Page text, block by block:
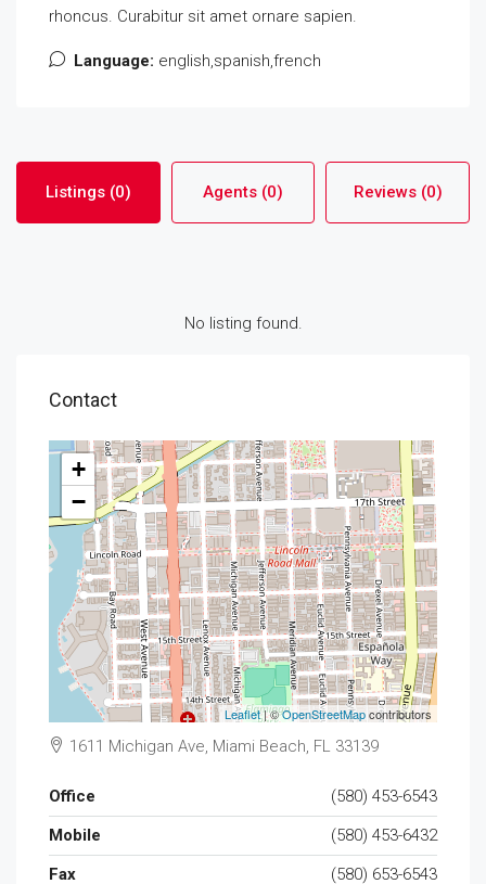
rhoncus. Curabitur sit amet ornare sapien.
Language: english,spanish,french
Listings (0) Agents (0) Reviews (0)
No listing found.
Contact
+
−
Leaflet| ©OpenStreetMapcontributors
1611 Michigan Ave, Miami Beach, FL 33139
Office
(580) 453-6543
Mobile
(580) 453-6432
Fax
(580) 653-6543